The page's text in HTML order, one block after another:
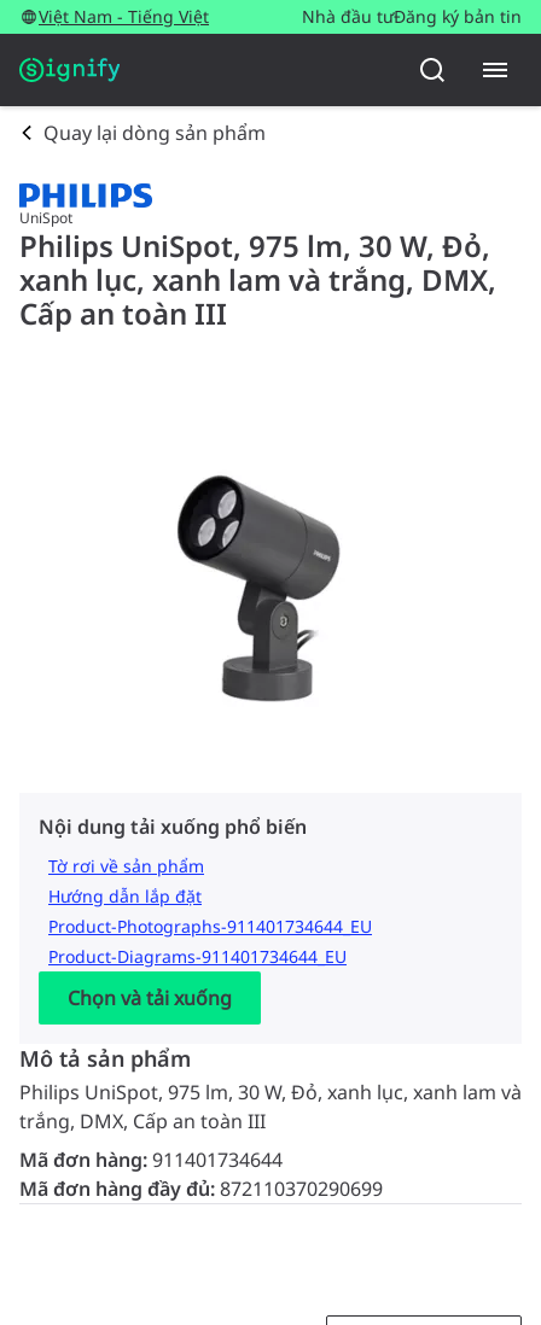
Việt Nam - Tiếng Việt Nhà đầu tưĐăng ký bản tin
Quay lại dòng sản phẩm
UniSpot
Philips UniSpot, 975 lm, 30 W, Đỏ,
xanh lục, xanh lam và trắng, DMX,
Cấp an toàn III
Nội dung tải xuống phổ biến
Tờ rơi về sản phẩm
Hướng dẫn lắp đặt
Product-Photographs-911401734644_EU
Product-Diagrams-911401734644_EU
Chọn và tải xuống
Mô tả sản phẩm
Philips UniSpot, 975 lm, 30 W, Đỏ, xanh lục, xanh lam và
trắng, DMX, Cấp an toàn III
Mã đơn hàng:911401734644
Mã đơn hàng đầy đủ:872110370290699